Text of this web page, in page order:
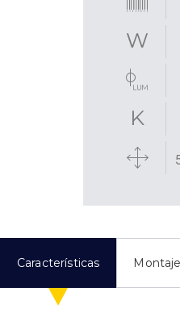
Características Montaje